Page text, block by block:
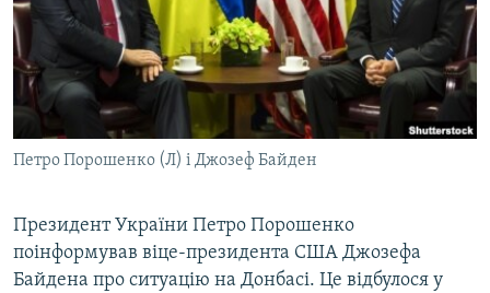
ФОТО
СПЕЦПРОЄКТИ
ПОДКАСТИ
КРИМ РЕАЛІЇ
УКР
КТАТ
Петро Порошенко (Л) і Джозеф Байден
Президент України Петро Порошенко
поінформував віце-президента США Джозефа
Байдена про ситуацію на Донбасі. Це відбулося у